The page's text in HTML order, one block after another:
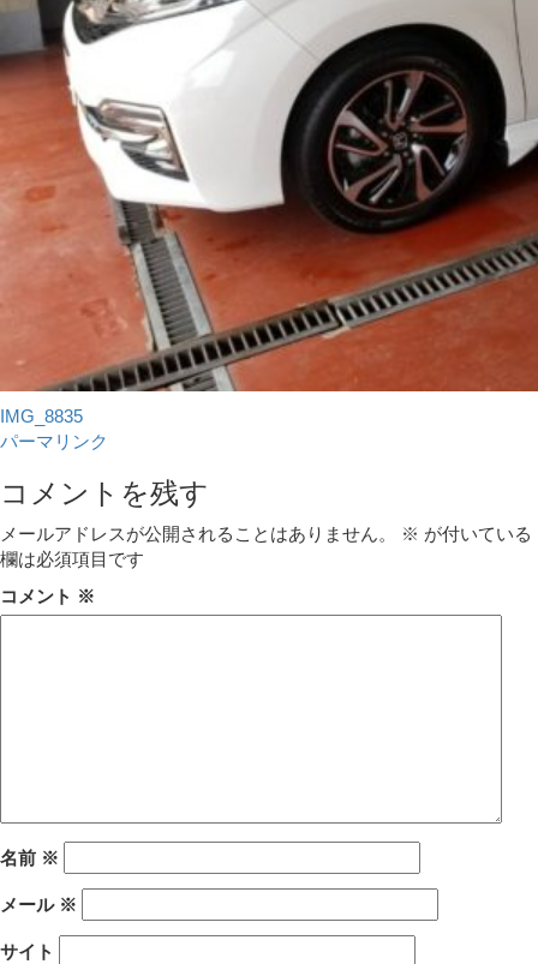
IMG_8835
パーマリンク
コメントを残す
メールアドレスが公開されることはありません。 ※ が付いている
欄は必須項目です
コメント ※
名前 ※
メール ※
サイト